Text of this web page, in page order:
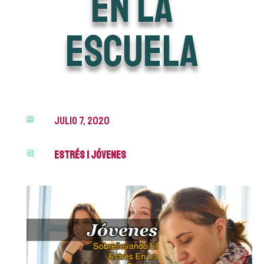
escuela
 julio 7, 2020
i Estrés|Jóvenes